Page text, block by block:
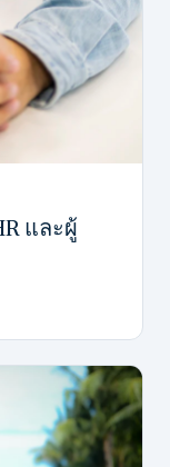
และผู้